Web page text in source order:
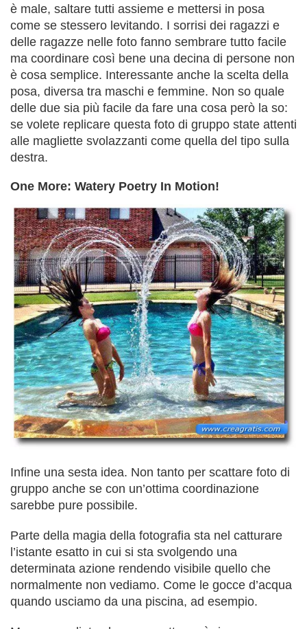
è male, saltare tutti assieme e mettersi in posa
come se stessero levitando. I sorrisi dei ragazzi e
delle ragazze nelle foto fanno sembrare tutto facile
ma coordinare così bene una decina di persone non
è cosa semplice. Interessante anche la scelta della
posa, diversa tra maschi e femmine. Non so quale
delle due sia più facile da fare una cosa però la so:
se volete replicare questa foto di gruppo state attenti
alle magliette svolazzanti come quella del tipo sulla
destra.
One More: Watery Poetry In Motion!
Infine una sesta idea. Non tanto per scattare foto di
gruppo anche se con un’ottima coordinazione
sarebbe pure possibile.
Parte della magia della fotografia sta nel catturare
l’istante esatto in cui si sta svolgendo una
determinata azione rendendo visibile quello che
normalmente non vediamo. Come le gocce d’acqua
quando usciamo da una piscina, ad esempio.